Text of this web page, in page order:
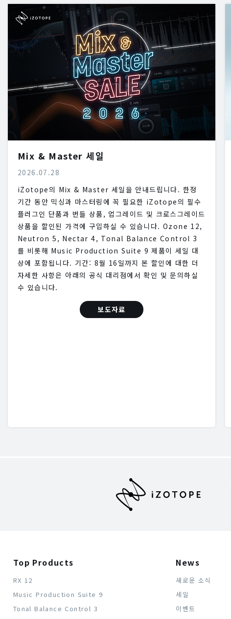
Mix & Master 세일
2026.07.28
iZotope의 Mix & Master 세일을 안내드립니다. 한정
기간 동안 믹싱과 마스터링에 꼭 필요한 iZotope의 필수
플러그인 단품과 번들 상품, 업그레이드 및 크로스그레이드
상품을 할인된 가격에 구입하실 수 있습니다. Ozone 12,
Neutron 5, Nectar 4, Tonal Balance Control 3
를 비롯해 Music Production Suite 9 제품이 세일 대
상에 포함됩니다. 기간: 8월 16일까지 본 할인에 대한 더
자세한 사항은 아래의 공식 대리점에서 확인 및 문의하실
수 있습니다.
보도자료
Top Products
RX 12
Music Production Suite 9
Tonal Balance Control 3
News
새로운 소식
세일
이벤트